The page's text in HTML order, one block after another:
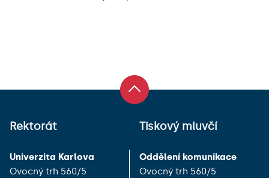
Rektorát
Univerzita Karlova
Ovocný trh 560/5
Tiskový mluvčí
Oddělení komunikace
Ovocný trh 560/5